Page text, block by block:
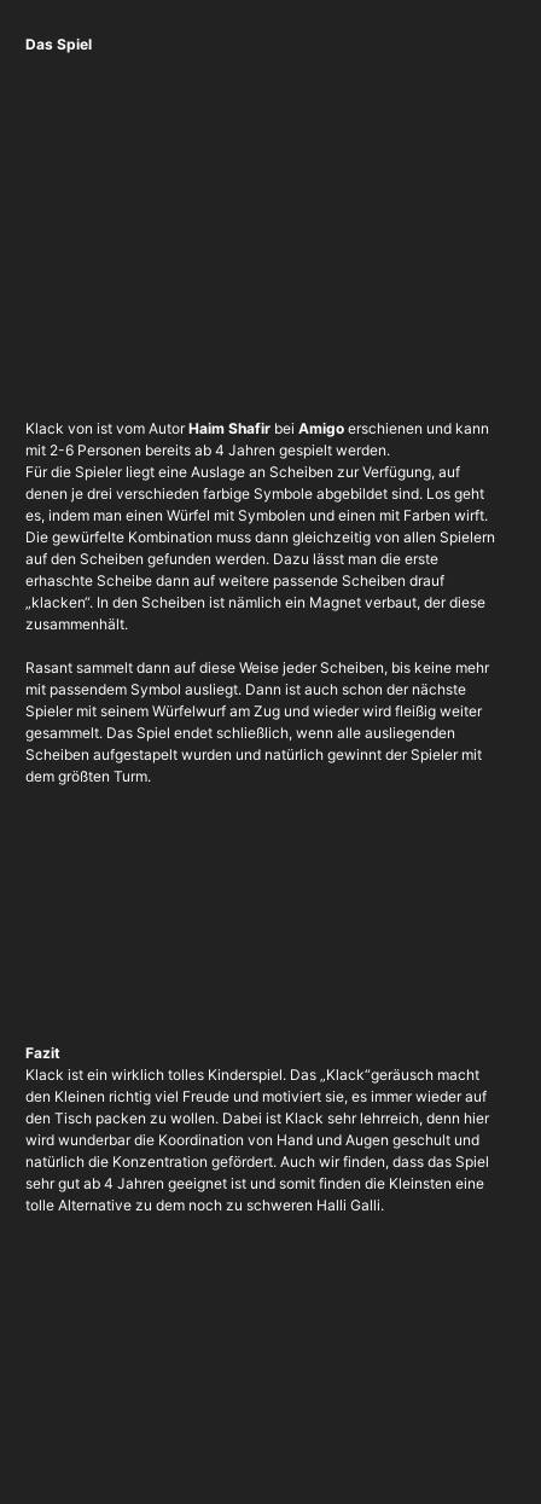
Das Spiel
Klack von ist vom AutorHaim Shafirbei Amigoerschienen und kann
mit 2-6 Personen bereits ab 4 Jahren gespielt werden.
Für die Spieler liegt eine Auslage an Scheiben zur Verfügung, auf
denen je drei verschieden farbige Symbole abgebildet sind. Los geht
es, indem man einen Würfel mit Symbolen und einen mit Farben wirft.
Die gewürfelte Kombination muss dann gleichzeitig von allen Spielern
auf den Scheiben gefunden werden. Dazu lässt man die erste
erhaschte Scheibe dann auf weitere passende Scheiben drauf
„klacken“. In den Scheiben ist nämlich ein Magnet verbaut, der diese
zusammenhält.
Rasant sammelt dann auf diese Weise jeder Scheiben, bis keine mehr
mit passendem Symbol ausliegt. Dann ist auch schon der nächste
Spieler mit seinem Würfelwurf am Zug und wieder wird fleißig weiter
gesammelt. Das Spiel endet schließlich, wenn alle ausliegenden
Scheiben aufgestapelt wurden und natürlich gewinnt der Spieler mit
dem größten Turm.
Fazit
Klack ist ein wirklich tolles Kinderspiel. Das „Klack“geräusch macht
den Kleinen richtig viel Freude und motiviert sie, es immer wieder auf
den Tisch packen zu wollen. Dabei ist Klack sehr lehrreich, denn hier
wird wunderbar die Koordination von Hand und Augen geschult und
natürlich die Konzentration gefördert. Auch wir finden, dass das Spiel
sehr gut ab 4 Jahren geeignet ist und somit finden die Kleinsten eine
tolle Alternative zu dem noch zu schweren Halli Galli.